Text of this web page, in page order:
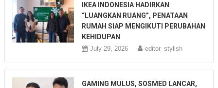
IKEA INDONESIA HADIRKAN
“LUANGKAN RUANG”, PENATAAN
RUMAH SIAP MENGIKUTI PERUBAHAN
KEHIDUPAN
July 29, 2026 editor_stylish
GAMING MULUS, SOSMED LANCAR,